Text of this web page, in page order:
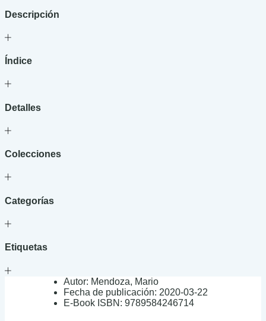
El
palacio
Descripción
Índice
Detalles
Colecciones
Categorías
Etiquetas
Autor: Mendoza, Mario
Fecha de publicación: 2020-03-22
E-Book ISBN: 9789584246714